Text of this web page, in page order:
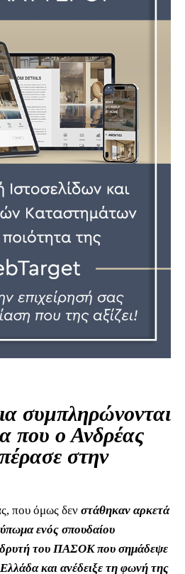
συμπληρώνονται
που ο Ανδρέας
στην
που όμως δεν στάθηκαν αρκετά
ενός σπουδαίου
του ΠΑΣΟΚ που σημάδεψε
και ανέδειξε τη φωνή της